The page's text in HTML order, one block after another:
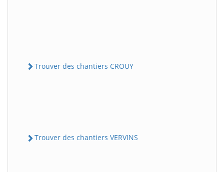
Trouver des chantiers CROUY
Trouver des chantiers VERVINS